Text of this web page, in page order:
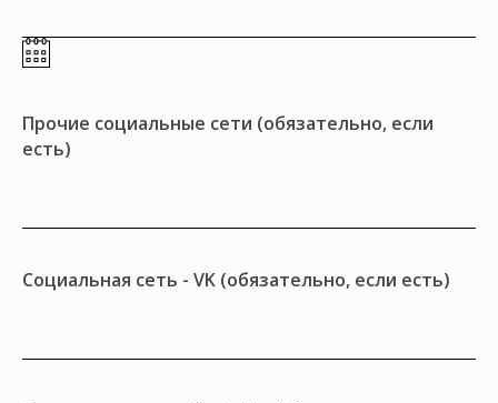
Прочие социальные сети (обязательно, если
есть)
Социальная сеть - VK (обязательно, если есть)